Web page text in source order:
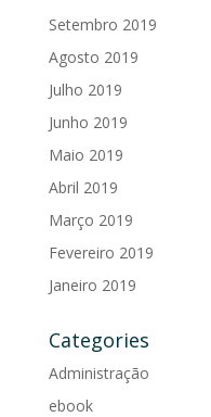
Setembro 2019
Agosto 2019
Julho 2019
Junho 2019
Maio 2019
Abril 2019
Março 2019
Fevereiro 2019
Janeiro 2019
Categories
Administração
ebook